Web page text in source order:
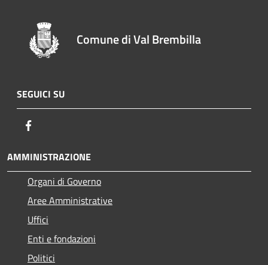
Comune di Val Brembilla
SEGUICI SU
AMMINISTRAZIONE
Organi di Governo
Aree Amministrative
Uffici
Enti e fondazioni
Politici